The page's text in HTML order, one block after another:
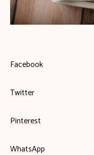
s
e
b
e
ê
c
Facebook
Twitter
Pinterest
WhatsApp